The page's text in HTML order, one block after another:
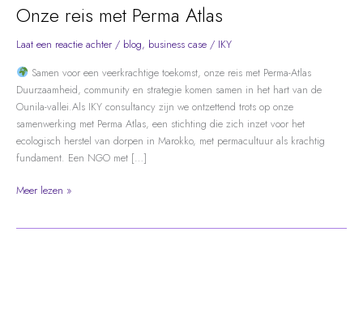
Onze reis met Perma Atlas
Laat een reactie achter / blog, business case / IKY
Samen voor een veerkrachtige toekomst, onze reis met Perma-Atlas
Duurzaamheid, community en strategie komen samen in het hart van de
Ounila-vallei.Als IKY consultancy zijn we ontzettend trots op onze
samenwerking met Perma Atlas, een stichting die zich inzet voor het
ecologisch herstel van dorpen in Marokko, met permacultuur als krachtig
fundament. Een NGO met […]
Onze
Meer lezen »